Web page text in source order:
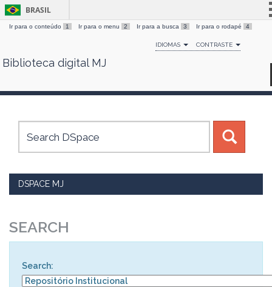
Skip
BRASIL
Simplifique!
Comunica BR
Canais
Ir para o conteúdo 1 Ir para o menu 2 Ir para a busca 3 Ir para o rodapé 4
IDIOMAS CONTRASTE
Biblioteca digital MJ
DSPACE MJ
SEARCH
Search: